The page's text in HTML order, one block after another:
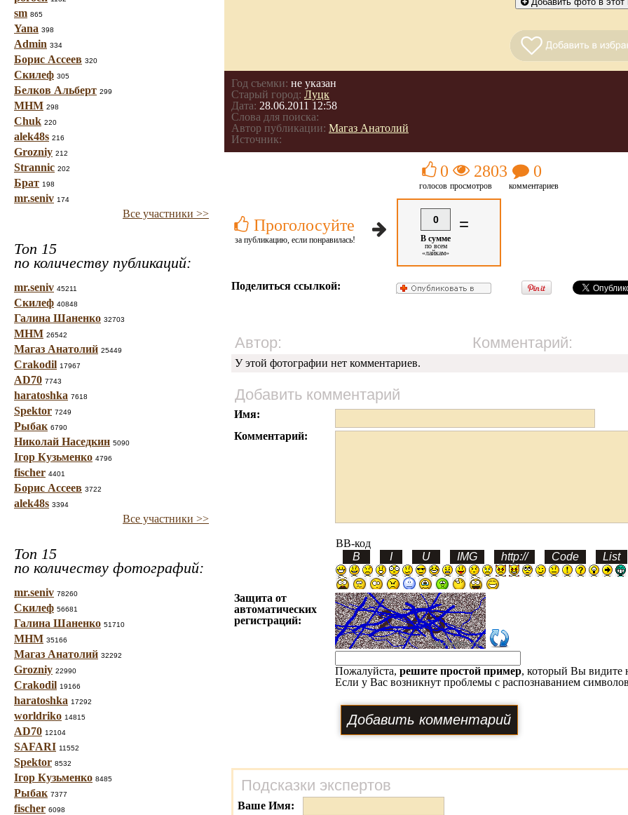
sm 865
Yana 398
Admin 334
Борис Ассеев 320
Скилеф 305
Белков Альберт 299
МНМ 298
Chuk 220
alek48s 216
Grozniy 212
Strannic 202
Брат 198
mr.seniv 174
Все участники >>
Топ 15
по количеству публикаций:
mr.seniv 45211
Скилеф 40848
Галина Шаненко 32703
МНМ 26542
Магаз Анатолий 25449
Crakodil 17967
AD70 7743
haratoshka 7618
Spektor 7249
Рыбак 6790
Николай Наседкин 5090
Ігор Кузьменко 4796
fischer 4401
Борис Ассеев 3722
alek48s 3394
Все участники >>
Топ 15
по количеству фотографий:
mr.seniv 78260
Скилеф 56681
Галина Шаненко 51710
МНМ 35166
Магаз Анатолий 32292
Grozniy 22990
Crakodil 19166
haratoshka 17292
worldriko 14815
AD70 12104
SAFARI 11552
Spektor 8532
Ігор Кузьменко 8485
Рыбак 7377
fischer 6098
Год съемки: не указан
Старый город: Луцк
Дата: 28.06.2011 12:58
Слова для поиска:
Автор публикации: Магаз Анатолий
Источник:
Проголосуйте
за публикацию, если понравилась!
0
голосов
2803
просмотров
0
комментариев
0
В сумме
по всем
«лайкам»
=
Поделиться ссылкой:
Автор: Комментарий:
У этой фотографии нет комментариев.
Добавить комментарий
Имя:
Комментарий:
BB-код
Защита от
автоматических
регистраций:
Пожалуйста, решите простой пример, который Вы видите
Если у Вас возникнут проблемы с распознаванием
Подсказки экспертов
Ваше Имя: